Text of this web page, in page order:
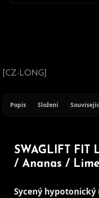
[CZ-LONG]
Popis Složení
SWAGLIFT FIT
/ Ananas /
Sycený hypotonický